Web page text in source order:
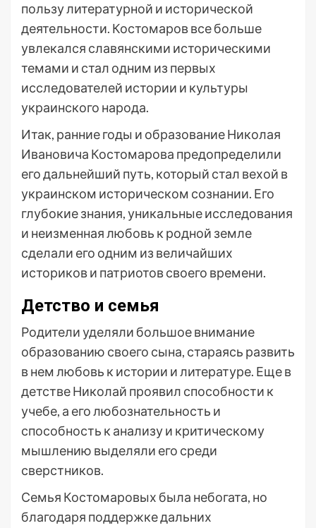
пользу литературной и исторической
деятельности. Костомаров все больше
увлекался славянскими историческими
темами и стал одним из первых
исследователей истории и культуры
украинского народа.
Итак, ранние годы и образование Николая
Ивановича Костомарова предопределили
его дальнейший путь, который стал вехой в
украинском историческом сознании. Его
глубокие знания, уникальные исследования
и неизменная любовь к родной земле
сделали его одним из величайших
историков и патриотов своего времени.
Детство и семья
Родители уделяли большое внимание
образованию своего сына, стараясь развить
в нем любовь к истории и литературе. Еще в
детстве Николай проявил способности к
учебе, а его любознательность и
способность к анализу и критическому
мышлению выделяли его среди
сверстников.
Семья Костомаровых была небогата, но
благодаря поддержке дальних